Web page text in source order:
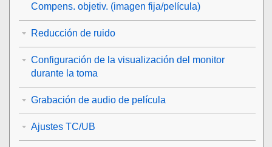
Compens. objetiv. (imagen fija/película)
Reducción de ruido
Configuración de la visualización del monitor
durante la toma
Grabación de audio de película
Ajustes TC/UB